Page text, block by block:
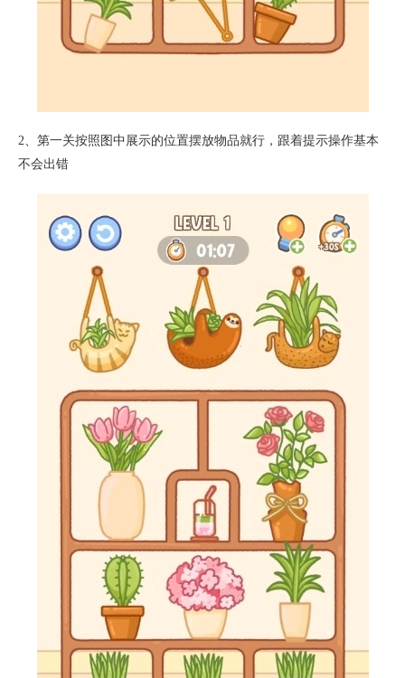
2、第一关按照图中展示的位置摆放物品就行，跟着提示操作基本
不会出错